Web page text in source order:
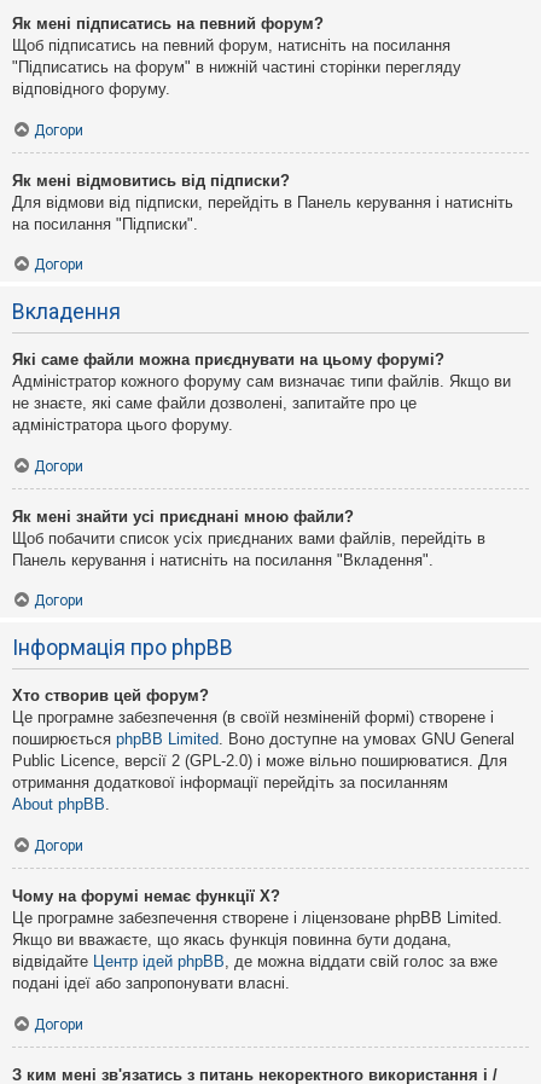
Як мені підписатись на певний форум?
Щоб підписатись на певний форум, натисніть на посилання
"Підписатись на форум" в нижній частині сторінки перегляду
відповідного форуму.
Догори
Як мені відмовитись від підписки?
Для відмови від підписки, перейдіть в Панель керування і натисніть
на посилання "Підписки".
Догори
Вкладення
Які саме файли можна приєднувати на цьому форумі?
Адміністратор кожного форуму сам визначає типи файлів. Якщо ви
не знаєте, які саме файли дозволені, запитайте про це
адміністратора цього форуму.
Догори
Як мені знайти усі приєднані мною файли?
Щоб побачити список усіх приєднаних вами файлів, перейдіть в
Панель керування і натисніть на посилання "Вкладення".
Догори
Інформація про phpBB
Хто створив цей форум?
Це програмне забезпечення (в своїй незміненій формі) створене і
поширюється phpBB Limited. Воно доступне на умовах GNU General
Public Licence, версії 2 (GPL-2.0) і може вільно поширюватися. Для
отримання додаткової інформації перейдіть за посиланням
About phpBB.
Догори
Чому на форумі немає функції X?
Це програмне забезпечення створене і ліцензоване phpBB Limited.
Якщо ви вважаєте, що якась функція повинна бути додана,
відвідайте Центр ідей phpBB, де можна віддати свій голос за вже
подані ідеї або запропонувати власні.
Догори
З ким мені зв'язатись з питань некоректного використання і /